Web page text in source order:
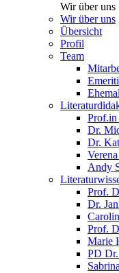
Wir über uns
Wir über uns
Übersicht
Profil
Team
Prof.in
Dr.
Dr.
Andy
Prof.
Dr.
Prof.
Marie
PD